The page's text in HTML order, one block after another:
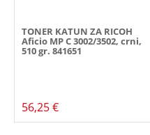
TONER KATUN ZA RICOH
Aficio MP C 3002/3502, crni,
510 gr. 841651
56,25 €